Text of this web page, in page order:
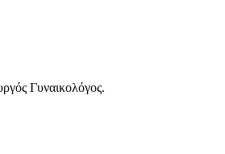
Γυναικολόγος.